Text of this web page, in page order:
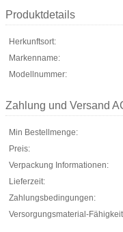
Produktdetails
Herkunftsort:
Markenname:
Modellnummer:
Zahlung und Versand
Min Bestellmenge:
Preis:
Verpackung Informationen:
Lieferzeit:
Zahlungsbedingungen:
Versorgungsmaterial-